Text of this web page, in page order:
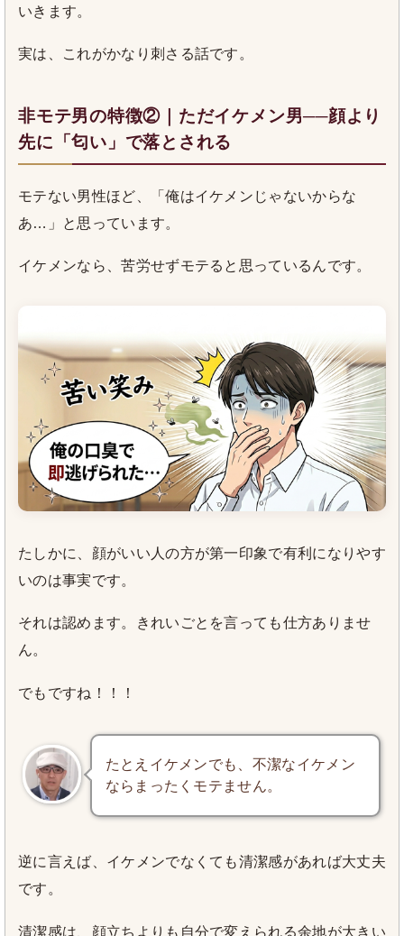
いきます。
実は、これがかなり刺さる話です。
非モテ男の特徴②｜ただイケメン男──顔より
先に「匂い」で落とされる
モテない男性ほど、「俺はイケメンじゃないからな
あ…」と思っています。
イケメンなら、苦労せずモテると思っているんです。
たしかに、顔がいい人の方が第一印象で有利になりやす
いのは事実です。
それは認めます。きれいごとを言っても仕方ありませ
ん。
でもですね！！！
たとえイケメンでも、不潔なイケメン
ならまったくモテません。
逆に言えば、イケメンでなくても清潔感があれば大丈夫
です。
清潔感は、顔立ちよりも自分で変えられる余地が大きい